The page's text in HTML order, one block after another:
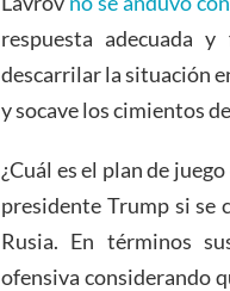
respuesta adecuada
descarrilar la situación
y socave los cimientos
¿Cuál es el plan de
presidente Trump si se
Rusia. En términos
ofensiva considerando